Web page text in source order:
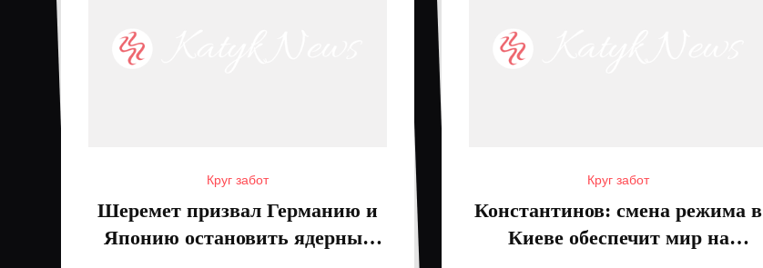
Круг забот
Шеремет призвал Германию и
Японию остановить ядерные
Круг забот
Константинов: смена режима в
Киеве обеспечит мир на